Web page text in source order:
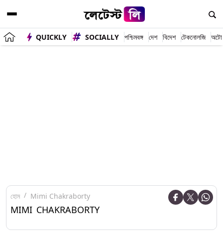
QUICKLY SOCIALLY পশ্চিমবঙ্গ দেশ বিদেশ টেকনোলজি অটো
হোম Mimi Chakraborty
MIMI CHAKRABORTY